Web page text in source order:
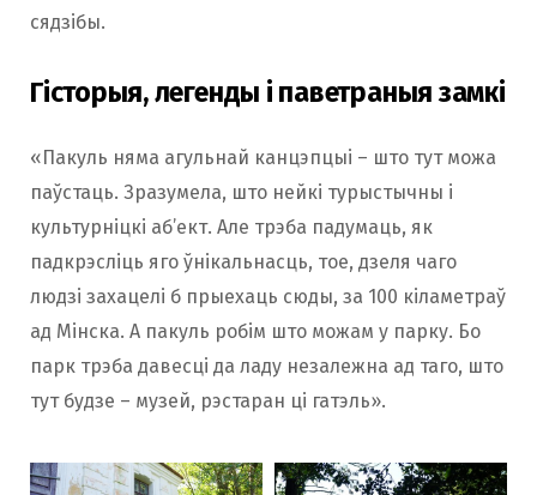
сядзібы.
Гісторыя, легенды і паветраныя замкі
«Пакуль няма агульнай канцэпцыі – што тут можа
паўстаць. Зразумела, што нейкі турыстычны і
культурніцкі аб’ект. Але трэба падумаць, як
падкрэсліць яго ўнікальнасць, тое, дзеля чаго
людзі захацелі б прыехаць сюды, за 100 кіламетраў
ад Мінска. А пакуль робім што можам у парку. Бо
парк трэба давесці да ладу незалежна ад таго, што
тут будзе – музей, рэстаран ці гатэль».